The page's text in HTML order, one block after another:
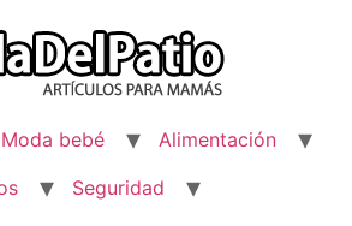
Moda bebé
Alimentación
Seguridad